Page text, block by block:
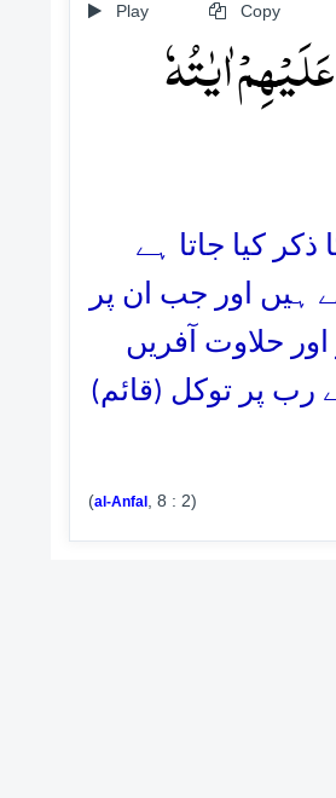
Play Copy
اٰیٰتُہٗ
کیا جاتا ہے
اور جب ان پر
حلاوت آفریں
رب پر توکل (قائم)
(al-Anfal, 8 : 2)